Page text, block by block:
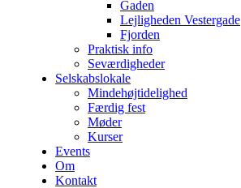
Gaden
Lejligheden Vestergade
Fjorden
Praktisk info
Seværdigheder
Selskabslokale
Mindehøjtidelighed
Færdig fest
Møder
Kurser
Events
Om
Kontakt